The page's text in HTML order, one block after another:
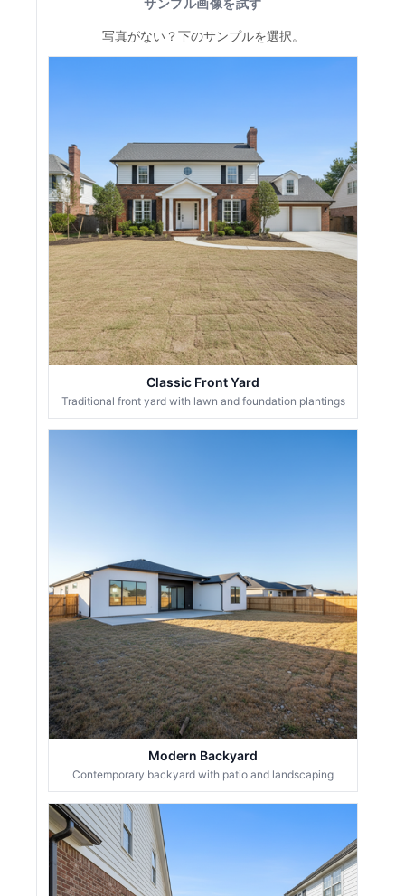
サンプル画像を試す
写真がない？下のサンプルを選択。
Classic Front Yard
Traditional front yard with lawn and foundation plantings
Modern Backyard
Contemporary backyard with patio and landscaping